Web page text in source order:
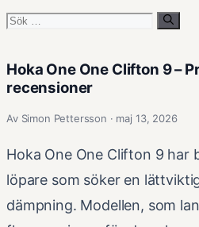
Sök
Hoka One One Clifton 9 –
recensioner
Av Simon Pettersson · maj 13, 2026
Hoka One One Clifton 9 har
löpare som söker en
dämpning. Modellen, som